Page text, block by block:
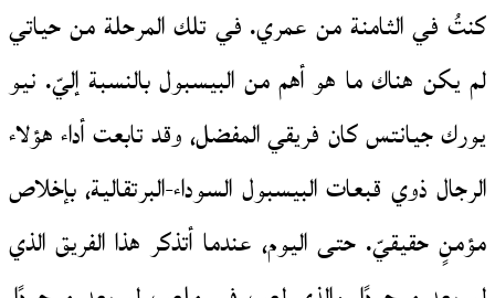
كنتُ في الثامنة من عمري. في تلك المرحلة من حياتي
لم يكن هناك ما هو أهم من البيسبول بالنسبة إليّ. نيو
يورك جيانتس كان فريقي المفضل، وقد تابعت أداء هؤلاء
الرجال ذوي قبعات البيسبول السوداء-البرتقالية، بإخلاص
مؤمنٍ حقيقيّ. حتى اليوم، عندما أتذكر هذا الفريق الذي